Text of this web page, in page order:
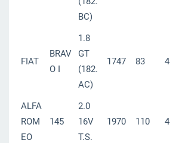
BC)
FIAT
BRAV
O I
1.8
GT
(182.
AC)
1747 83 4
ALFA
ROM
EO
145
2.0
16V
T.S.
1970 110 4